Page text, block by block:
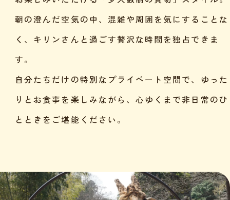
朝の澄んだ空気の中、混雑や周囲を気にすることな
く、キリンさんと過ごす贅沢な時間を独占できま
す。
自分たちだけの特別なプライベート空間で、ゆった
りとお食事を楽しみながら、心ゆくまで非日常のひ
とときをご堪能ください。